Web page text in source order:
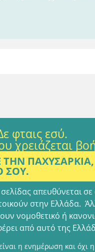
φταις εσύ.
χρειάζεται
ΤΗΝ
ΣΟΥ.
απευθύνεται
στην Ελλάδα.
νομοθετικό ή
από αυτό της
η ενημέρωση και όχι